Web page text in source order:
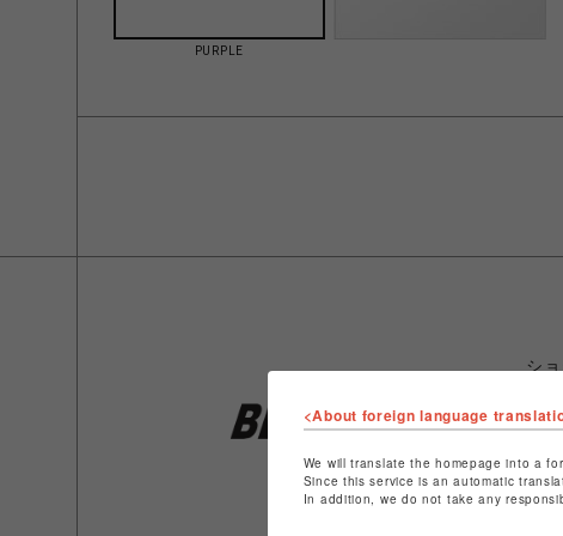
PURPLE
シ
シ
<About foreign language
We will translate the homepage into a
Since this service is an automatic
In addition, we do not take any